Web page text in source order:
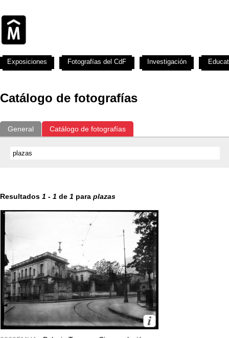
Catálogo de fotografías
General Catálogo de fotografías
Resultados 1 - 1 de 1 para plazas
Exposiciones Fotografías del CdF Investigación